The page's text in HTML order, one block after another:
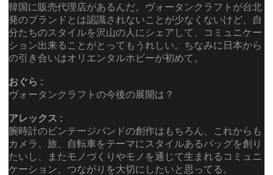
韓国に販売代理店があるんだ。ヴォータンクラフトが台北
発のブランドとは認識されないことが少なくないけど、自
分たちのスタイルを沢山の人にシェアして、コミュニケー
ション出来ることがとってもうれしい。ちなみに日本から
の引き合いはオリエンタルホビーが初めて。
おぐら :
ヴォータンクラフトの今後の展開は？
アレックス :
腕時計のビンテージバンドの創作はもちろん、これからも
カメラ、旅、自転車をテーマにスタイルあるバッグを創り
たいし、またモノづくりやモノを通じて生まれるコミュニ
ケーション、つながりを大切にしたいと思ってる。